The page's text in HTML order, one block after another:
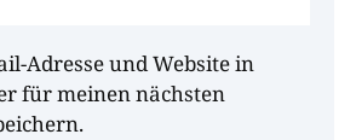
Adresse und Website in
für meinen nächsten